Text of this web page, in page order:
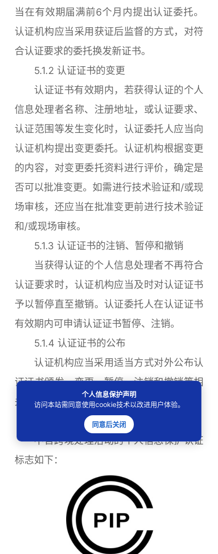
当在有效期届满前6个月内提出认证委托。
认证机构应当采用获证后监督的方式，对符
合认证要求的委托换发新证书。
5.1.2 认证证书的变更
认证证书有效期内，若获得认证的个人
信息处理者名称、注册地址，或认证要求、
认证范围等发生变化时，认证委托人应当向
认证机构提出变更委托。认证机构根据变更
的内容，对变更委托资料进行评价，确定是
否可以批准变更。如需进行技术验证和/或现
场审核，还应当在批准变更前进行技术验证
和/或现场审核。
5.1.3 认证证书的注销、暂停和撤销
当获得认证的个人信息处理者不再符合
认证要求时，认证机构应当及时对认证证书
予以暂停直至撤销。认证委托人在认证证书
有效期内可申请认证证书暂停、注销。
5.1.4 认证证书的公布
认证机构应当采用适当方式对外公布认
证证书颁发、变更、暂停、注销和撤销等相
关信息。
5.2 认证标志
不含跨境处理活动的个人信息保护认证
标志如下：
个人信息保护声明
访问本站需同意使用cookie技术以改进用户体验。
同意后关闭